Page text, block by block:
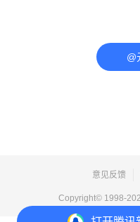
@
意见反馈
Copyright© 1998-